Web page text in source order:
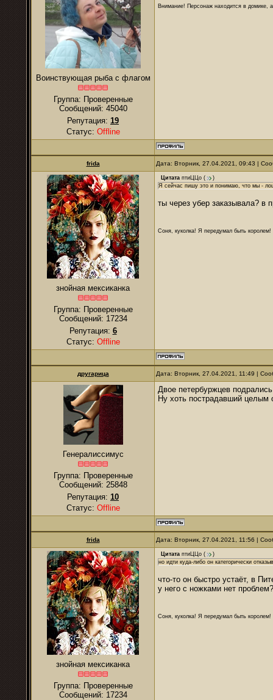
Воинствующая рыба с флагом
Группа: Проверенные
Сообщений: 45040
Репутация: 19
Статус: Offline
Внимание! Персонаж находится в домике,
frida Дата: Вторник, 27.04.2021, 09:43 |
знойная мексиканка
Группа: Проверенные
Сообщений: 17234
Репутация: 6
Статус: Offline
Цитата птиЦЦо (
)
Я сейчас пишу это и понимаю, что мы -
ты через убер заказывала? в
Соня, куколка! Я передумал быть
другарица Дата: Вторник, 27.04.2021, 11:49 |
Генералиссимус
Группа: Проверенные
Сообщений: 25848
Репутация: 10
Статус: Offline
Двое петербуржцев
Ну хоть пострадавший целым
frida Дата: Вторник, 27.04.2021, 11:56 |
знойная мексиканка
Группа: Проверенные
Сообщений: 17234
Цитата птиЦЦо (
)
но идти куда-либо он категорически
что-то он быстро устаёт, в
у него с ножками нет
Соня, куколка! Я передумал быть